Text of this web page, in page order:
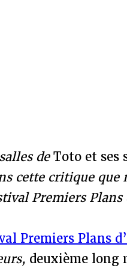
deToto et ses
cette critique que
Premiers Plans
Premiers Plans
deuxième long